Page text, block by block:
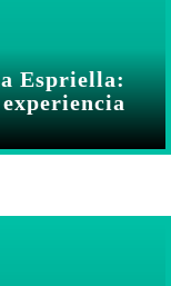
Espriella: